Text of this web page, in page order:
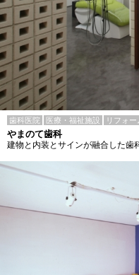
歯科医院 医療・福祉施設 リフォ
やまのて歯科
建物と内装とサインが融合した歯